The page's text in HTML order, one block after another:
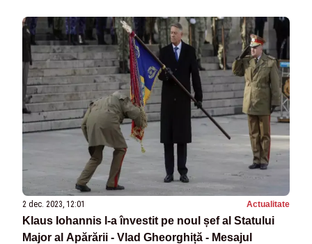
2 dec. 2023, 12:01 Actualitate
Klaus Iohannis l-a învestit pe noul șef al Statului
Major al Apărării - Vlad Gheorghiță - Mesajul